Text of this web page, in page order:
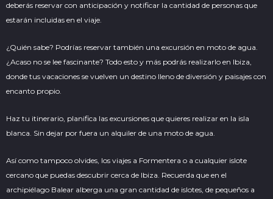
deberás reservar con anticipación y notificar la cantidad de personas que
estarán incluidas en el viaje.
¿Quién sabe? Podrías reservar también una excursión en moto de agua.
¿Acaso no se lee fascinante? Todo esto y más podrás realizarlo en Ibiza,
donde tus vacaciones se vuelven un destino lleno de diversión y paisajes con
encanto propio.
Haz tu itinerario, planifica las excursiones que quieres realizar en la isla
blanca. Sin dejar por fuera un alquiler de una moto de agua.
Así como tampoco olvides, los viajes a Formentera o a cualquier islote
cercano que puedas descubrir cerca de Ibiza. Recuerda que en el
archipiélago Balear alberga una gran cantidad de islotes, de pequeños a